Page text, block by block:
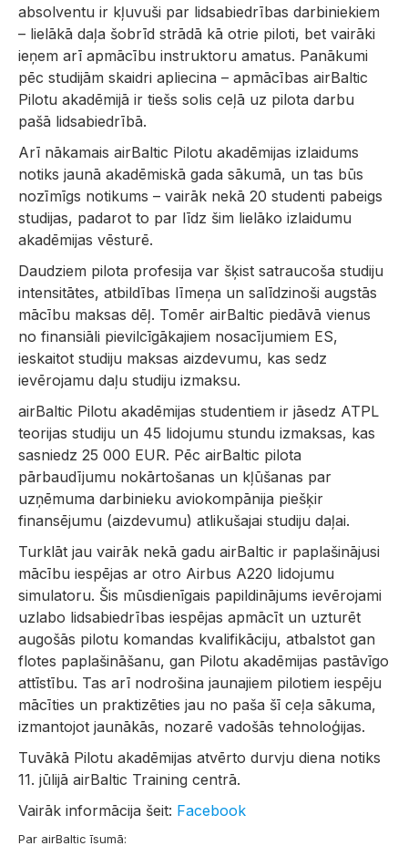
absolventu ir kļuvuši par lidsabiedrības darbiniekiem
– lielākā daļa šobrīd strādā kā otrie piloti, bet vairāki
ieņem arī apmācību instruktoru amatus. Panākumi
pēc studijām skaidri apliecina – apmācības airBaltic
Pilotu akadēmijā ir tiešs solis ceļā uz pilota darbu
pašā lidsabiedrībā.
Arī nākamais airBaltic Pilotu akadēmijas izlaidums
notiks jaunā akadēmiskā gada sākumā, un tas būs
nozīmīgs notikums – vairāk nekā 20 studenti pabeigs
studijas, padarot to par līdz šim lielāko izlaidumu
akadēmijas vēsturē.
Daudziem pilota profesija var šķist satraucoša studiju
intensitātes, atbildības līmeņa un salīdzinoši augstās
mācību maksas dēļ. Tomēr airBaltic piedāvā vienus
no finansiāli pievilcīgākajiem nosacījumiem ES,
ieskaitot studiju maksas aizdevumu, kas sedz
ievērojamu daļu studiju izmaksu.
airBaltic Pilotu akadēmijas studentiem ir jāsedz ATPL
teorijas studiju un 45 lidojumu stundu izmaksas, kas
sasniedz 25 000 EUR. Pēc airBaltic pilota
pārbaudījumu nokārtošanas un kļūšanas par
uzņēmuma darbinieku aviokompānija piešķir
finansējumu (aizdevumu) atlikušajai studiju daļai.
Turklāt jau vairāk nekā gadu airBaltic ir paplašinājusi
mācību iespējas ar otro Airbus A220 lidojumu
simulatoru. Šis mūsdienīgais papildinājums ievērojami
uzlabo lidsabiedrības iespējas apmācīt un uzturēt
augošās pilotu komandas kvalifikāciju, atbalstot gan
flotes paplašināšanu, gan Pilotu akadēmijas pastāvīgo
attīstību. Tas arī nodrošina jaunajiem pilotiem iespēju
mācīties un praktizēties jau no paša šī ceļa sākuma,
izmantojot jaunākās, nozarē vadošās tehnoloģijas.
Tuvākā Pilotu akadēmijas atvērto durvju diena notiks
11. jūlijā airBaltic Training centrā.
Vairāk informācija šeit: Facebook
Par airBaltic īsumā: